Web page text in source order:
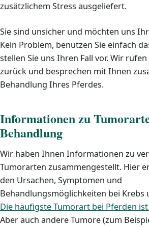
zusätzlichem Stress ausgeliefert.
Sie sind unsicher und möchten uns
Kein Problem, benutzen Sie einfach
stellen Sie uns Ihren Fall vor. Wir
zurück und besprechen mit Ihnen
Behandlung Ihres Pferdes.
Informationen zu
Behandlung
Wir haben Ihnen Informationen zu
Tumorarten zusammengestellt. Hier
den Ursachen, Symptomen und
Behandlungsmöglichkeiten bei Krebs
Die häufigste Tumorart bei Pferden
Aber auch andere Tumore (zum